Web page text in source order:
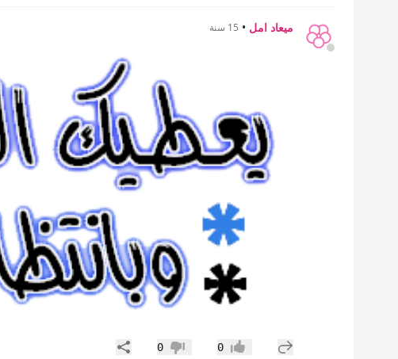
ميعاد امل • 15 سنة
إضافة رد جديد
إعجاب0 عدم إعجاب
0 مشاركة